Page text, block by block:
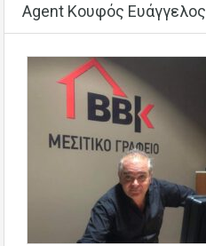
Agent Κουφός Ευάγγελος